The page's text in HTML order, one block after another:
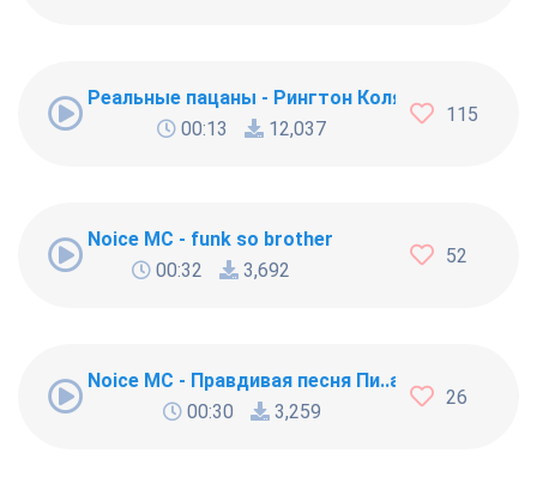
Реальные пацаны - Рингтон Коляна
00:13
12,037
115
Noice MC - funk so brother
00:32
3,692
52
Noice MC - Правдивая песня Пи..абола
00:30
3,259
26